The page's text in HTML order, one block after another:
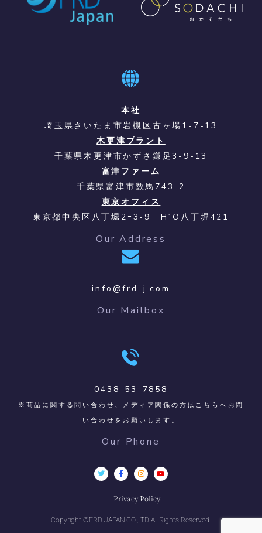
本社
埼玉県さいたま市岩槻区古ヶ場1-7-13
木更津プラント
千葉県木更津市かずさ鎌足3-9-13
富津ファーム
千葉県富津市数馬743-2
東京オフィス
東京都中央区八丁堀2ｰ3-9 H¹O八丁堀421
Our Address
info@frd-j.com
Our Mailbox
0438-53-7858
※商品に関する問い合わせ、メディア関係の方はこちらへお問
い合わせをお願いします。
Our Phone
Privacy Policy
Copyright ©FRD JAPAN CO.,LTD All Rights Reserved.